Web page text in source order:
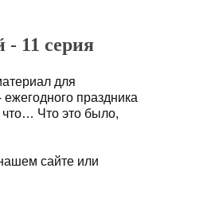
- 11 серия
для
праздника
что… Что это было,
сайте или